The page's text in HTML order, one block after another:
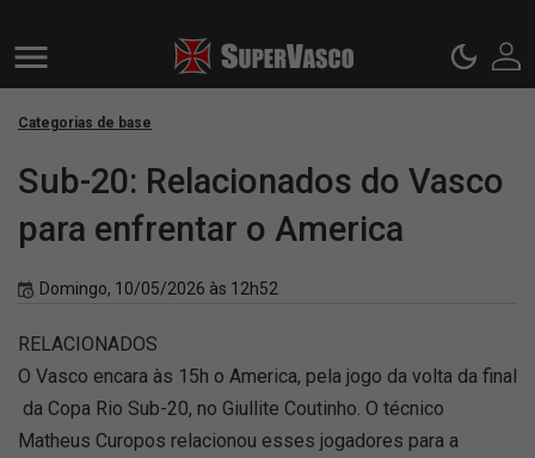
Categorias de base
Sub-20: Relacionados do Vasco
para enfrentar o America
Domingo, 10/05/2026 às 12h52
RELACIONADOS
O Vasco encara às 15h o America, pela jogo da volta da final
da Copa Rio Sub-20, no Giullite Coutinho. O técnico
Matheus Curopos relacionou esses jogadores para a